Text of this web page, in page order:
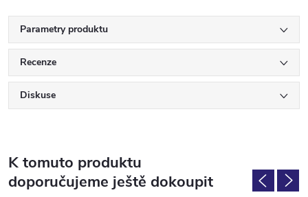
Parametry produktu
Recenze
Diskuse
K tomuto produktu
doporučujeme ještě dokoupit